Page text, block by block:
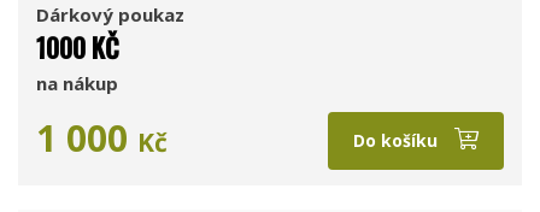
Dárkový poukaz
1000 KČ
na nákup
1 000 Kč Do košíku